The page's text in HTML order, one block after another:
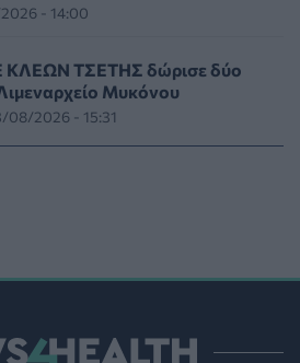
τα αποτελέσματα από τις
αναλύσεις στο πόσιμο νερό
2026 - 16:46
- 14:00
ΚΛΕΩΝ ΤΣΕΤΗΣ δώρισε δύο
Μυκόνου
08/2026 - 15:31